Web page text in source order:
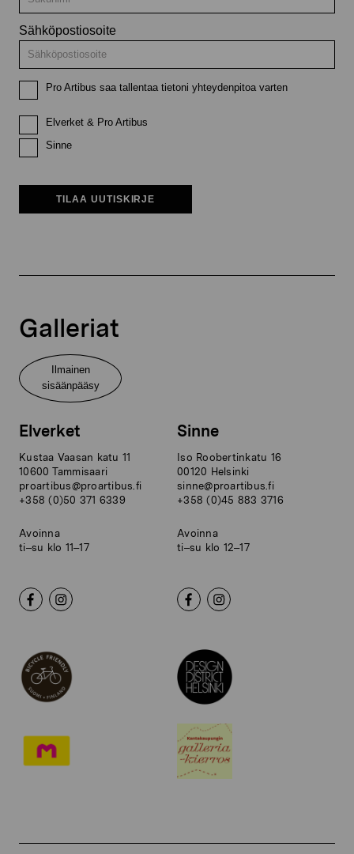
Sähköpostiosoite
Pro Artibus saa tallentaa tietoni yhteydenpitoa varten
Elverket & Pro Artibus
Sinne
TILAA UUTISKIRJE
Galleriat
Ilmainen
sisäänpääsy
Elverket
Kustaa Vaasan katu 11
10600 Tammisaari
proartibus@proartibus.fi
+358 (0)50 371 6339
Avoinna
ti–su klo 11–17
Sinne
Iso Roobertinkatu 16
00120 Helsinki
sinne@proartibus.fi
+358 (0)45 883 3716
Avoinna
ti–su klo 12–17